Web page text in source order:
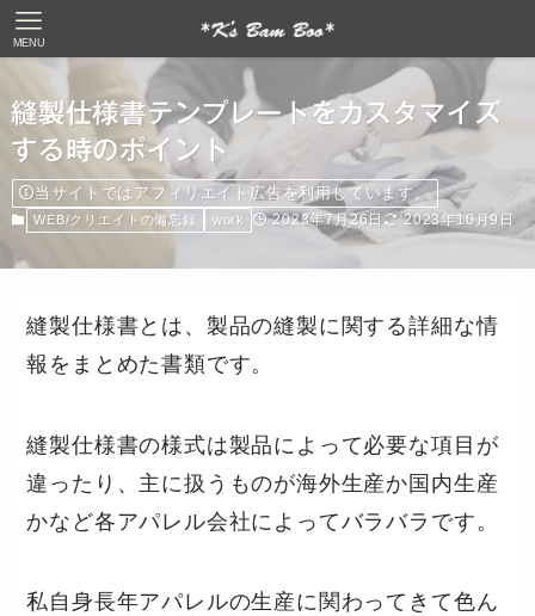
MENU
縫製仕様書テンプレートをカスタマイズ
する時のポイント
当サイトではアフィリエイト広告を利用しています。
WEB/クリエイトの備忘録 work 2023年7月26日 2023年10月9日
縫製仕様書とは、製品の縫製に関する詳細な情
報をまとめた書類です。
縫製仕様書の様式は製品によって必要な項目が
違ったり、主に扱うものが海外生産か国内生産
かなど各アパレル会社によってバラバラです。
私自身長年アパレルの生産に関わってきて色ん